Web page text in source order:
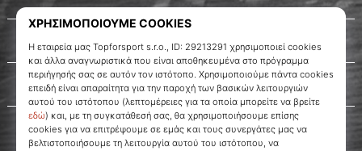
Σχετικά μ' εμάς
Εξυπηρέτηση πελατών